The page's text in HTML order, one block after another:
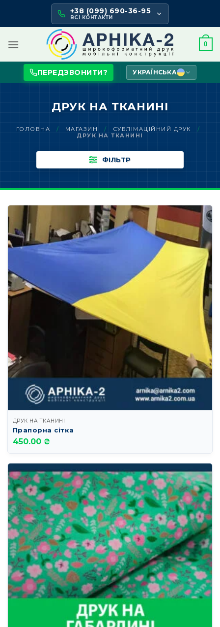
content
+38 (099) 690-36-95
ВСІ КОНТАКТИ
0
ПЕРЕДЗВОНИТИ? УКРАЇНСЬКА
ДРУК НА ТКАНИНІ
ГОЛОВНА / МАГАЗИН / СУБЛІМАЦІЙНИЙ ДРУК
/
ДРУК НА ТКАНИНІ
ФІЛЬТР
ДРУК НА ТКАНИНІ
Прапорна сітка
450.00 ₴